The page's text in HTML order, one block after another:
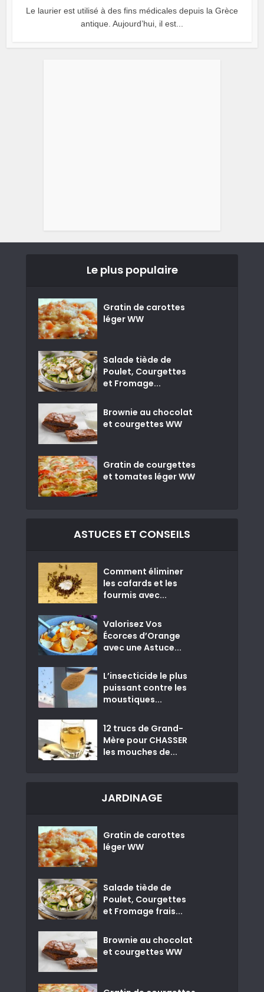
Le laurier est utilisé à des fins médicales depuis la Grèce
antique. Aujourd’hui, il est...
Le plus populaire
Gratin de carottes
léger WW
Salade tiède de
Poulet, Courgettes
et Fromage...
Brownie au chocolat
et courgettes WW
Gratin de courgettes
et tomates léger WW
ASTUCES ET CONSEILS
Comment éliminer
les cafards et les
fourmis avec...
Valorisez Vos
Écorces d’Orange
avec une Astuce...
L’insecticide le plus
puissant contre les
moustiques...
12 trucs de Grand-
Mère pour CHASSER
les mouches de...
JARDINAGE
Gratin de carottes
léger WW
Salade tiède de
Poulet, Courgettes
et Fromage frais...
Brownie au chocolat
et courgettes WW